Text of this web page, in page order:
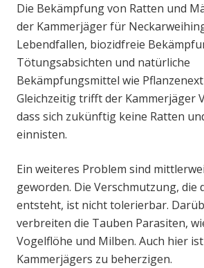
Die Bekämpfung von Ratten und
der Kammerjäger für
Lebendfallen, biozidfreie
Tötungsabsichten und natürliche
Bekämpfungsmittel wie
Gleichzeitig trifft der Kammerjäger
dass sich zukünftig keine Ratten
einnisten.
Ein weiteres Problem sind
geworden. Die Verschmutzung, die
entsteht, ist nicht tolerierbar.
verbreiten die Tauben Parasiten,
Vogelflöhe und Milben. Auch hier
Kammerjägers zu beherzigen.